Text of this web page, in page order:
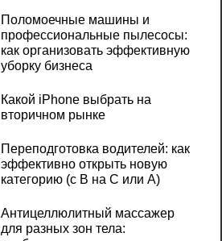
Поломоечные машины и
профессиональные пылесосы:
как организовать эффективную
уборку бизнеса
Какой iPhone выбрать на
вторичном рынке
Переподготовка водителей: как
эффективно открыть новую
категорию (с B на C или А)
Антицеллюлитный массажер
для разных зон тела: